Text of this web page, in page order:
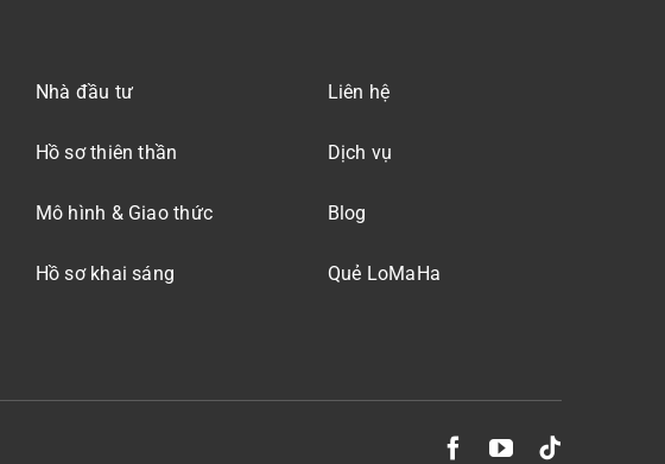
Nhà đầu tư
Hồ sơ thiên thần
Mô hình & Giao thức
Hồ sơ khai sáng
Liên hệ
Dịch vụ
Blog
Quẻ LoMaHa